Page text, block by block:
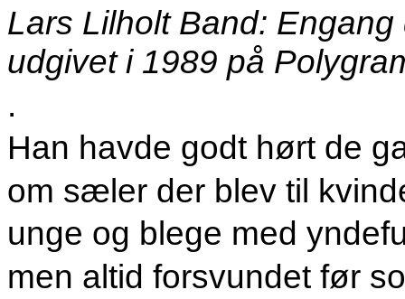
Lars Lilholt Band:
udgivet i 1989 på
.
Han havde godt hørt de
om sæler der blev til
unge og blege med
men altid forsvundet før